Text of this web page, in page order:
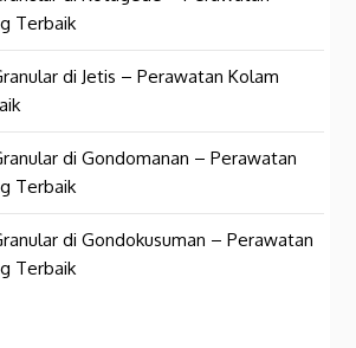
Terbaik
di Jetis – Perawatan Kolam
di Gondomanan – Perawatan
Terbaik
di Gondokusuman – Perawatan
Terbaik